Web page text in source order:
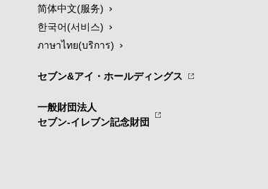
简体中文(服务)
한국어(서비스)
ภาษาไทย(บริการ)
セブン&アイ・ホールディングス
一般財団法人
セブン-イレブン記念財団